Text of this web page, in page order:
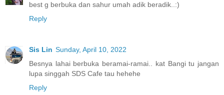
best g berbuka dan sahur umah adik beradik..:)
Reply
Sis Lin Sunday, April 10, 2022
Besnya lahai berbuka beramai-ramai.. kat Bangi tu jangan
lupa singgah SDS Cafe tau hehehe
Reply